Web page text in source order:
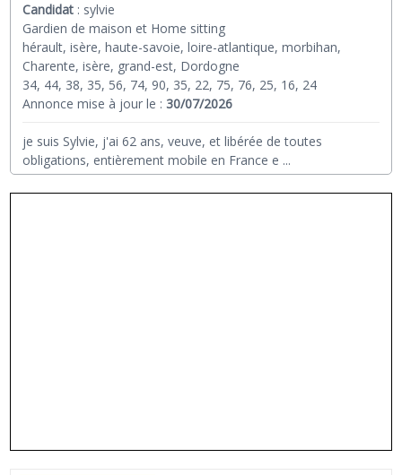
Candidat : sylvie
Gardien de maison et Home sitting
hérault, isère, haute-savoie, loire-atlantique, morbihan,
Charente, isère, grand-est, Dordogne
34, 44, 38, 35, 56, 74, 90, 35, 22, 75, 76, 25, 16, 24
Annonce mise à jour le :30/07/2026
je suis Sylvie, j'ai 62 ans, veuve, et libérée de toutes
obligations, entièrement mobile en France e ...